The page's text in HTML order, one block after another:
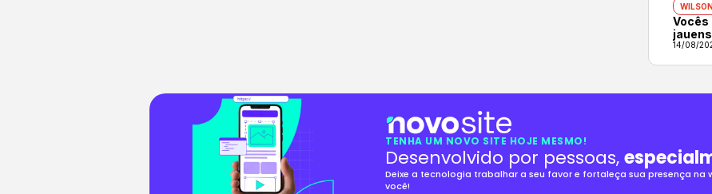
Vocês
14/08/
TENHA UM NOVO SITE HOJE MESMO!
Desenvolvido por pessoas,
Deixe a tecnologia trabalhar a seu favor e fortaleça sua presença
você!